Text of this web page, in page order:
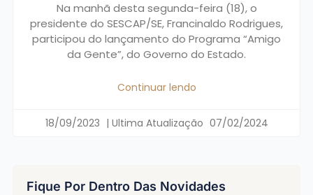
Na manhã desta segunda-feira (18), o
presidente do SESCAP/SE, Francinaldo Rodrigues,
participou do lançamento do Programa “Amigo
da Gente”, do Governo do Estado.
Continuar lendo
18/09/2023 07/02/2024
Fique Por Dentro Das Novidades